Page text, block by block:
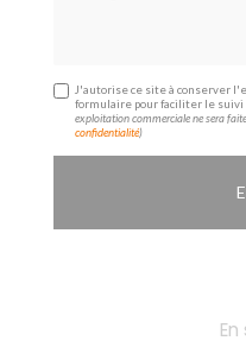
J'autorise ce site à conserver
formulaire pour faciliter le
exploitation commerciale ne sera
confidentialité)